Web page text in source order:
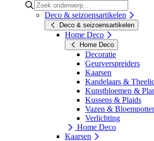
Deco & seizoensartikelen
Deco & seizoensartikelen
Home Deco
Home Deco
Decoratie
Geurverspreiders
Kaarsen
Kandelaars &
Kunstbloemen &
Kussens & Plaids
Vazen &
Verlichting
Home Deco
Kaarsen